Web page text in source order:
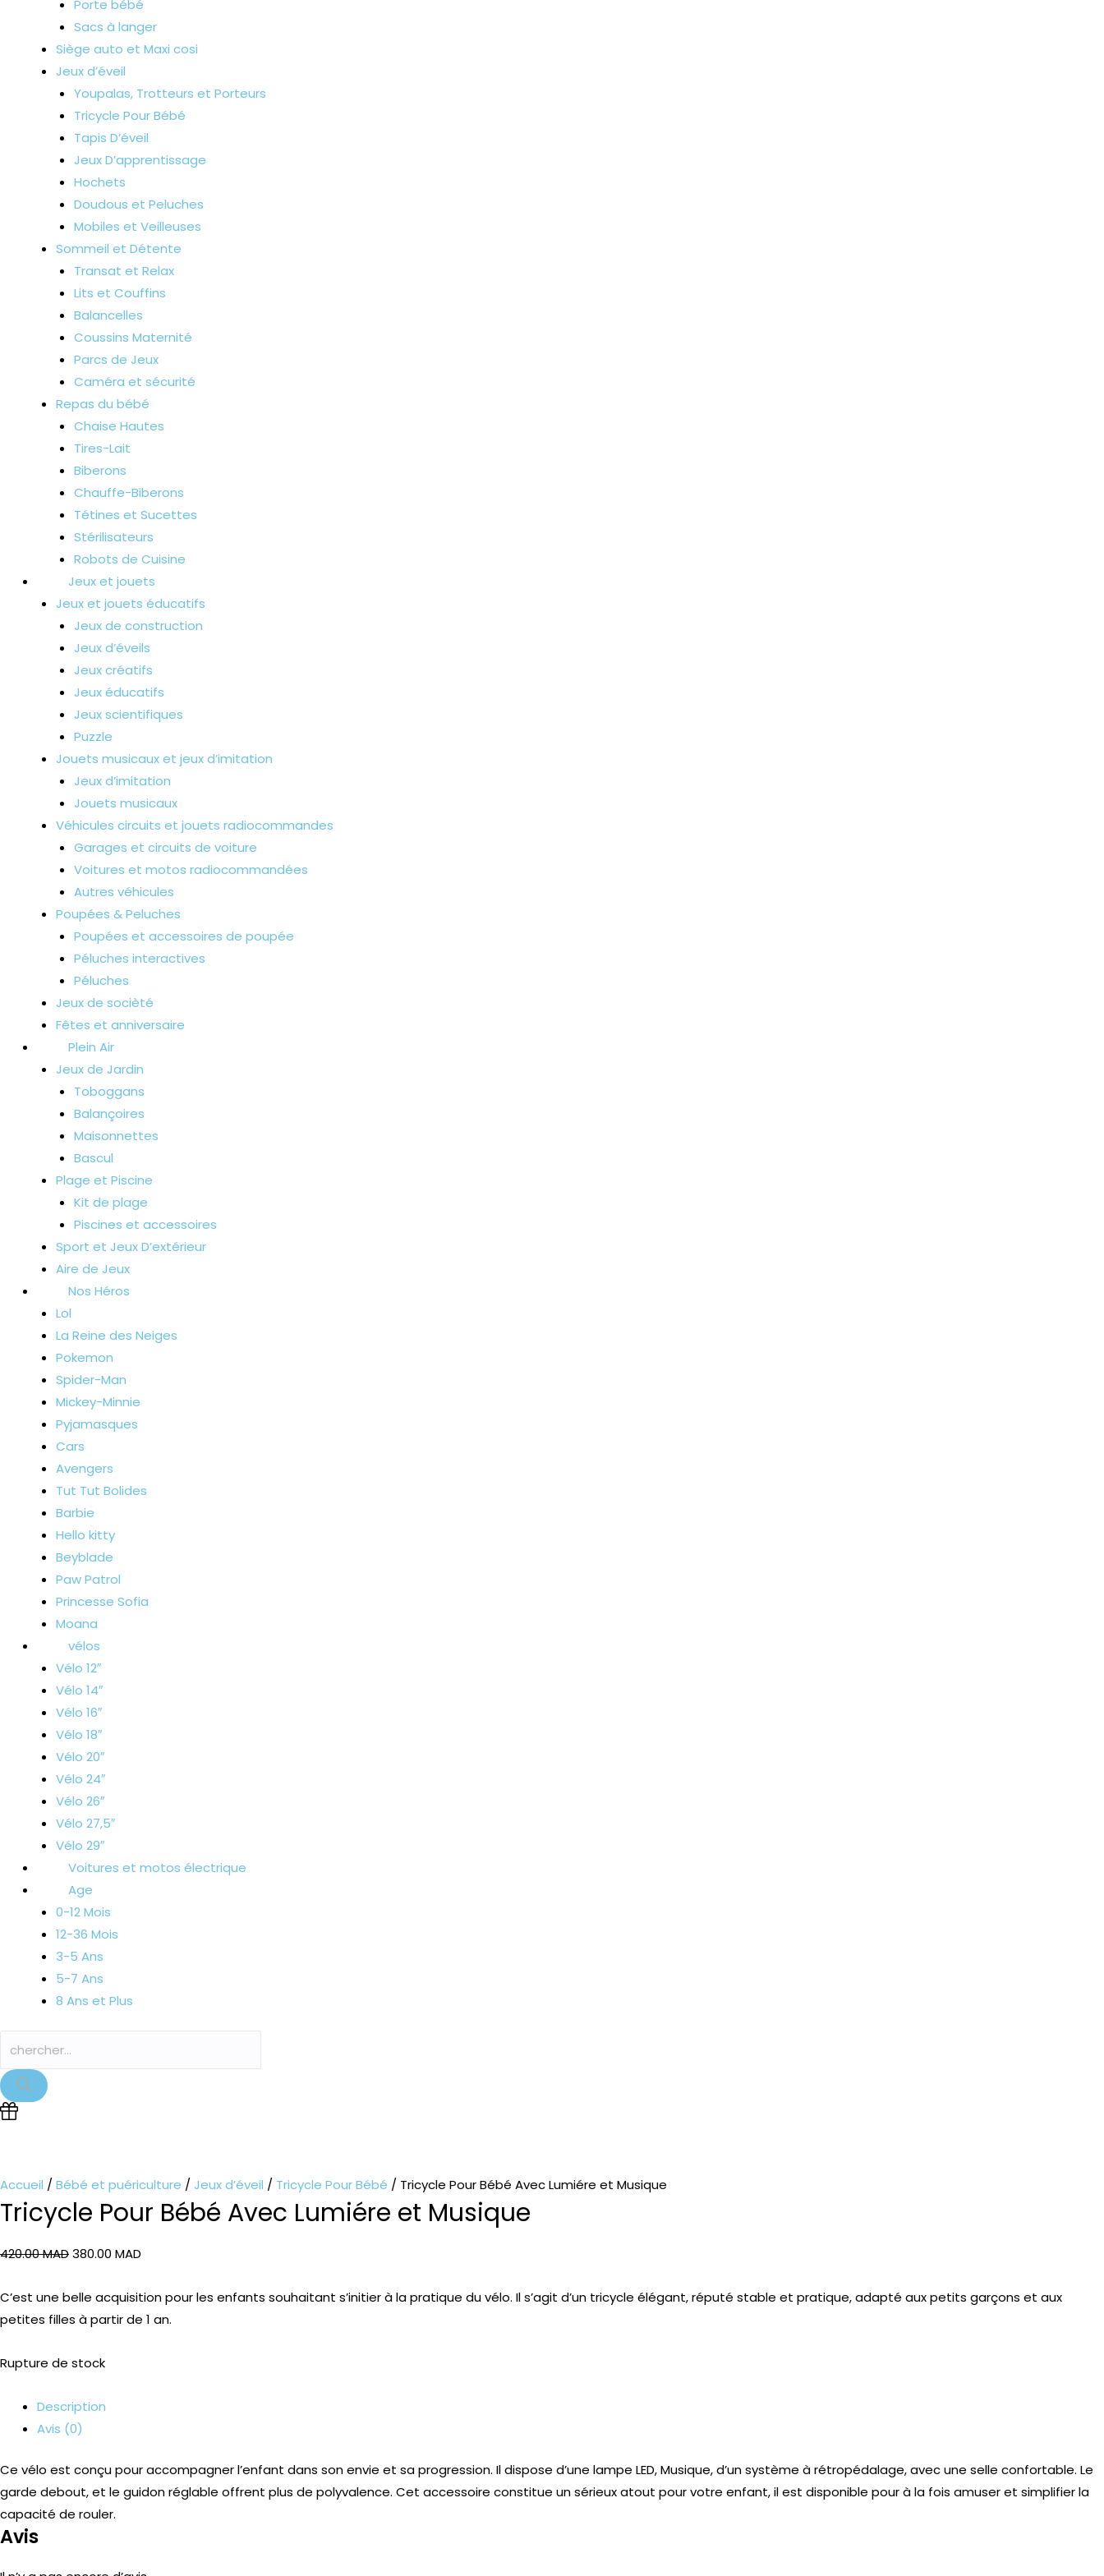
Porte bébé
Sacs à langer
Siège auto et Maxi cosi
Jeux d’éveil
Youpalas, Trotteurs et Porteurs
Tricycle Pour Bébé
Tapis D’éveil
Jeux D’apprentissage
Hochets
Doudous et Peluches
Mobiles et Veilleuses
Sommeil et Détente
Transat et Relax
Lits et Couffins
Balancelles
Coussins Maternité
Parcs de Jeux
Caméra et sécurité
Repas du bébé
Chaise Hautes
Tires-Lait
Biberons
Chauffe-Biberons
Tétines et Sucettes
Stérilisateurs
Robots de Cuisine
Jeux et jouets
Jeux et jouets éducatifs
Jeux de construction
Jeux d’éveils
Jeux créatifs
Jeux éducatifs
Jeux scientifiques
Puzzle
Jouets musicaux et jeux d’imitation
Jeux d’imitation
Jouets musicaux
Véhicules circuits et jouets radiocommandes
Garages et circuits de voiture
Voitures et motos radiocommandées
Autres véhicules
Poupées & Peluches
Poupées et accessoires de poupée
Péluches interactives
Péluches
Jeux de socièté
Fêtes et anniversaire
Plein Air
Jeux de Jardin
Toboggans
Balançoires
Maisonnettes
Bascul
Plage et Piscine
Kit de plage
Piscines et accessoires
Sport et Jeux D’extérieur
Aire de Jeux
Nos Héros
Lol
La Reine des Neiges
Pokemon
Spider-Man
Mickey-Minnie
Pyjamasques
Cars
Avengers
Tut Tut Bolides
Barbie
Hello kitty
Beyblade
Paw Patrol
Princesse Sofia
Moana
vélos
Vélo 12″
Vélo 14″
Vélo 16″
Vélo 18″
Vélo 20″
Vélo 24″
Vélo 26″
Vélo 27,5″
Vélo 29″
Voitures et motos électrique
Age
0-12 Mois
12-36 Mois
3-5 Ans
5-7 Ans
8 Ans et Plus
Accueil /Bébé et puériculture /Jeux d’éveil / Tricycle Pour Bébé / Tricycle Pour Bébé Avec Lumiére et Musique
Tricycle Pour Bébé Avec Lumiére et Musique
420.00MAD380.00 MAD
C’est une belle acquisition pour les enfants souhaitant s’initier à la pratique du vélo. Il s’agit d’un tricycle élégant, réputé stable et pratique, adapté aux petits garçons et aux
petites filles à partir de 1 an.
Rupture de stock
Description
Avis (0)
Ce vélo est conçu pour accompagner l’enfant dans son envie et sa progression. Il dispose d’une lampe LED, Musique, d’un système à rétropédalage, avec une selle confortable. Le
garde debout, et le guidon réglable offrent plus de polyvalence. Cet accessoire constitue un sérieux atout pour votre enfant, il est disponible pour à la fois amuser et simplifier la
capacité de rouler.
Avis